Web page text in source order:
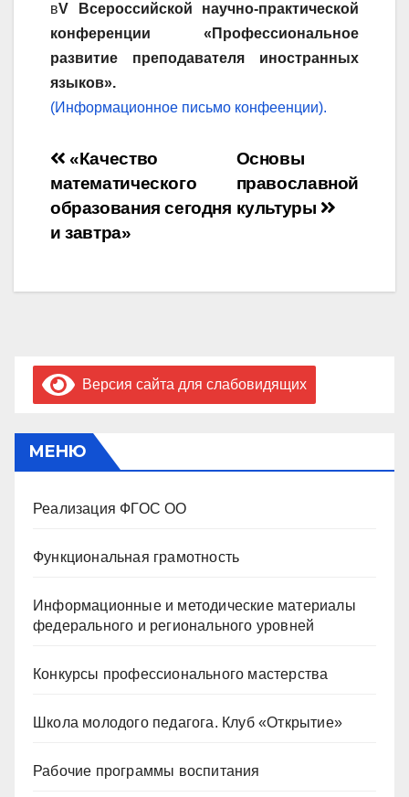
вV
Всероссийской научно-практической
конференции «Профессиональное
развитие преподавателя иностранных
языков».
(Информационное письмо конфеенции).
Навигация
по
записям
Основы
православной
культуры
«Качество
математического
образования сегодня
и завтра»
Версия сайта для слабовидящих
МЕНЮ
Реализация ФГОС ОО
Функциональная грамотность
Информационные и методические материалы
федерального и регионального уровней
Конкурсы профессионального мастерства
Школа молодого педагога. Клуб «Открытие»
Рабочие программы воспитания